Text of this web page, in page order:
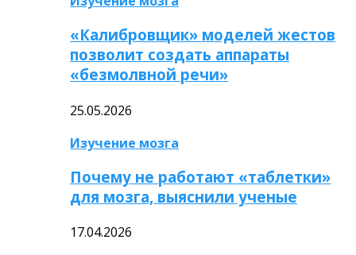
«Калибровщик» моделей жестов
позволит создать аппараты
«безмолвной речи»
25.05.2026
Изучение мозга
Почему не работают «таблетки»
для мозга, выяснили ученые
17.04.2026